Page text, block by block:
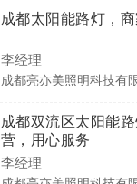
成都太阳能路灯，
李经理
成都亮亦美照明科技有
成都双流区太阳能
营，用心服务
李经理